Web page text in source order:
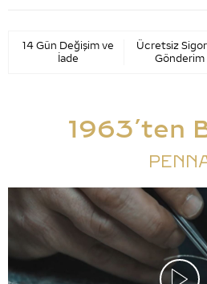
14 Gün Değişim ve
İade
Ücretsiz
Gönderim
1963’ten